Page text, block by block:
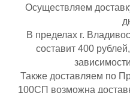
Осуществляем
В пределах г.
составит 400
Также доставляем по
100СП возможна